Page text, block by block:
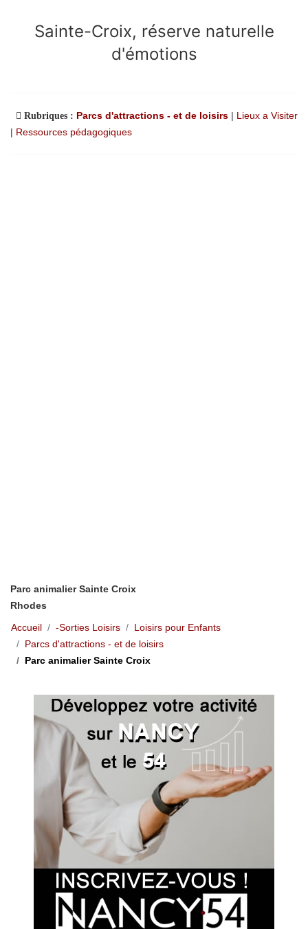
Sainte-Croix, réserve naturelle
d'émotions
Rubriques : Parcs d'attractions - et de loisirs | Lieux a Visiter
| Ressources pédagogiques
Parc animalier Sainte Croix
Rhodes
Accueil
-Sorties Loisirs
Loisirs pour Enfants
Parcs d'attractions - et de loisirs
Parc animalier Sainte Croix